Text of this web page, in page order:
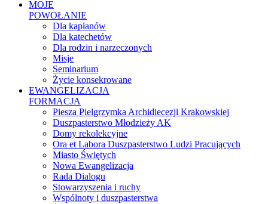
MOJE
POWOŁANIE
Dla kapłanów
Dla katechetów
Dla rodzin i narzeczonych
Misje
Seminarium
Życie konsekrowane
EWANGELIZACJA
FORMACJA
Piesza Pielgrzymka Archidiecezji Krakowskiej
Duszpasterstwo Młodzieży AK
Domy rekolekcyjne
Ora et Labora Duszpasterstwo Ludzi Pracujących
Miasto Świętych
Nowa Ewangelizacja
Rada Dialogu
Stowarzyszenia i ruchy
Wspólnoty i duszpasterstwa